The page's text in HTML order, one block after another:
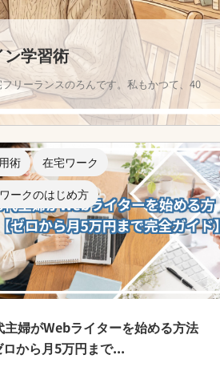
学習術
リーランスのろんです。私もかつて、40
術
在宅ワーク
ークのはじめ方
主婦がWebライターを始める方法
ロから月5万円まで...